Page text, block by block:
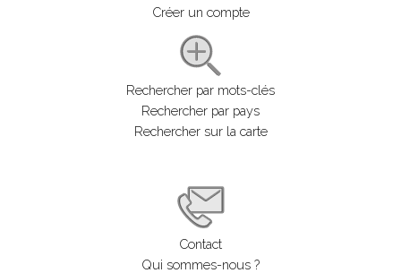
Créer un compte
Rechercher par mots-clés
Rechercher par pays
Rechercher sur la carte
Contact
Qui sommes-nous ?